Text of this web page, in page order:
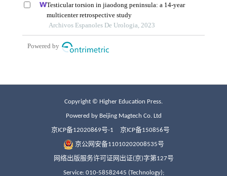
Copyright © Higher Education Press.
Powered by Beijing Magtech Co. Ltd
京ICP备12020869号-1 京ICP备150856号
京公网安备11010202008535号
网络出版服务许可证网出证(京)字第127号
Service: 010-58582445 (Technology);